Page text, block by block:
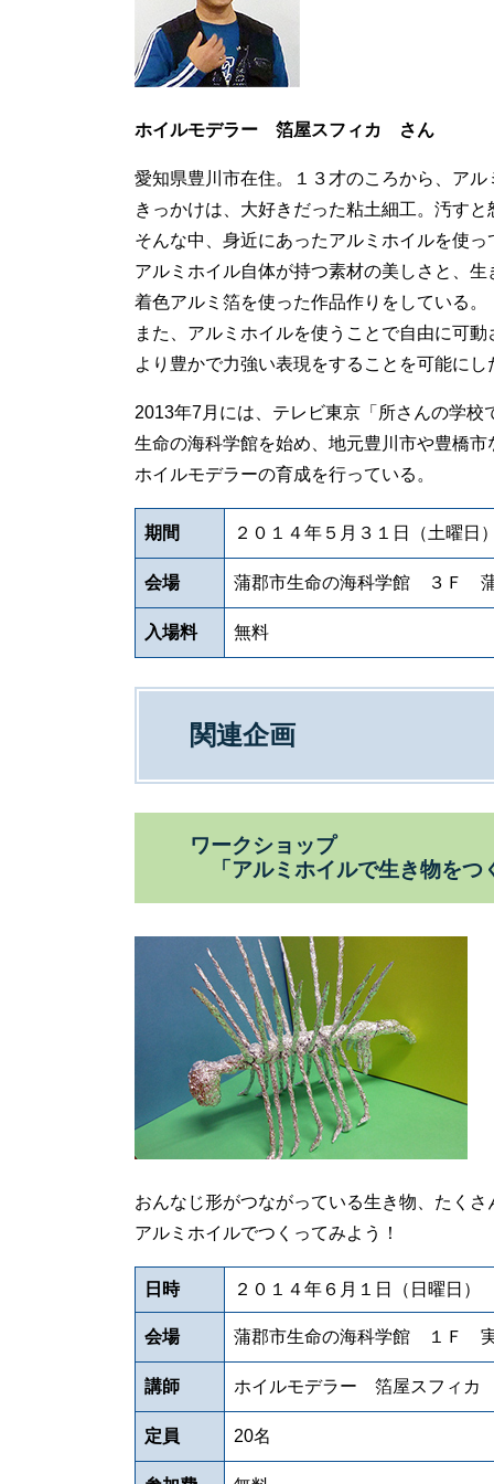
ホイルモデラー 箔屋スフィカ さん
愛知県豊川市在住。１３才のころから、ア
きっかけは、大好きだった粘土細工。汚す
そんな中、身近にあったアルミホイルを使
アルミホイル自体が持つ素材の美しさと、
着色アルミ箔を使った作品作りをしている。
また、アルミホイルを使うことで自由に可
より豊かで力強い表現をすることを可能にし
2013年7月には、テレビ東京「所さんの学
生命の海科学館を始め、地元豊川市や豊橋
ホイルモデラーの育成を行っている。
期間 ２０１４年５月３１日（土曜
会場 蒲郡市生命の海科学館 ３Ｆ
入場料 無料
関連企画
ワークショップ
「アルミホイルで生き物をつ
おんなじ形がつながっている生き物、たくさ
アルミホイルでつくってみよう！
日時 ２０１４年６月１日（日曜日
会場 蒲郡市生命の海科学館 １Ｆ
講師 ホイルモデラー 箔屋スフィカ
定員 20名